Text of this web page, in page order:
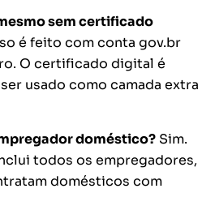
sem certificado
é feito com conta gov.br
O certificado digital é
usado como camada extra
doméstico? Sim.
todos os empregadores,
domésticos com